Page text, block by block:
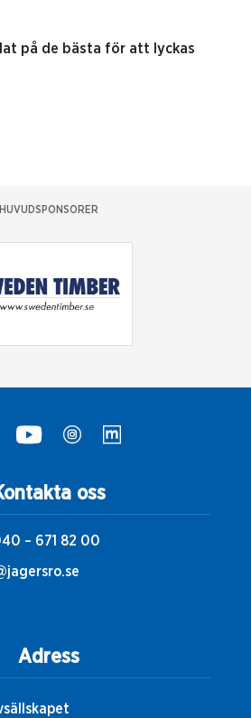
på de bästa för att lyckas
HUVUDSPONSORER
oss
– 671 82 00
Adress